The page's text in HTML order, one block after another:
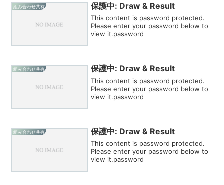
組み合わせ共有 保護中: Draw & Result
This content is password protected.
Please enter your password below to
view it.password
組み合わせ共有 保護中: Draw & Result
This content is password protected.
Please enter your password below to
view it.password
組み合わせ共有 保護中: Draw & Result
This content is password protected.
Please enter your password below to
view it.password